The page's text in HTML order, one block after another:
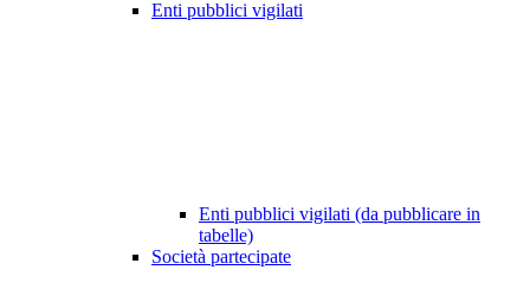
Enti pubblici vigilati
Enti pubblici vigilati (da pubblicare in
tabelle)
Società partecipate